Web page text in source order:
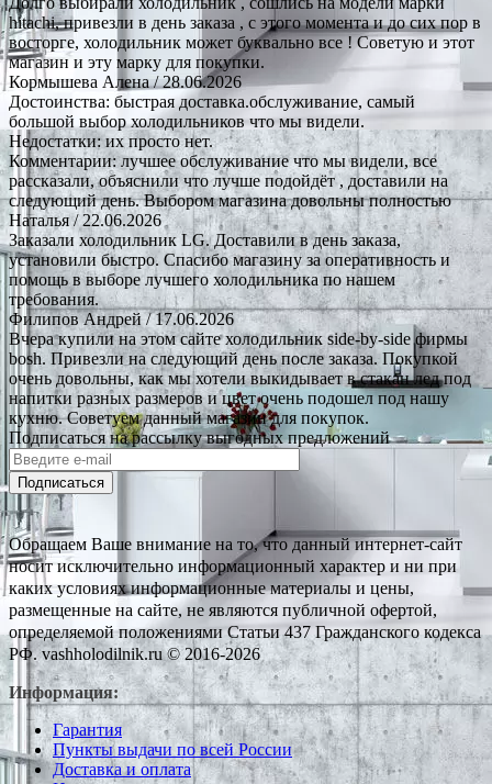
hitachi, привезли в день заказа , с этого момента и до сих пор в
восторге, холодильник может буквально все ! Советую и этот
магазин и эту марку для покупки.
Кормышева Алена/ 28.06.2026
Достоинства: быстрая доставка.обслуживание, самый
большой выбор холодильников что мы видели.
Недостатки: их просто нет.
Комментарии: лучшее обслуживание что мы видели, все
рассказали, объяснили что лучше подойдёт , доставили на
следующий день. Выбором магазина довольны полностью
Наталья/ 22.06.2026
Заказали холодильник LG. Доставили в день заказа,
установили быстро. Спасибо магазину за оперативность и
помощь в выборе лучшего холодильника по нашем
требования.
Филипов Андрей/ 17.06.2026
Вчера купили на этом сайте холодильник side-by-side фирмы
bosh. Привезли на следующий день после заказа. Покупкой
очень довольны, как мы хотели выкидывает в стакан лед под
напитки разных размеров и цвет очень подошел под нашу
кухню. Советуем данный магазин для покупок.
Подписаться на рассылку выгодных предложений
Подписаться
Обращаем Ваше внимание на то, что данный интернет-сайт
носит исключительно информационный характер и ни при
каких условиях информационные материалы и цены,
размещенные на сайте, не являются публичной офертой,
определяемой положениями Статьи 437 Гражданского кодекса
РФ. vashholodilnik.ru © 2016-2026
Информация:
Гарантия
Пункты выдачи по всей России
Доставка и оплата